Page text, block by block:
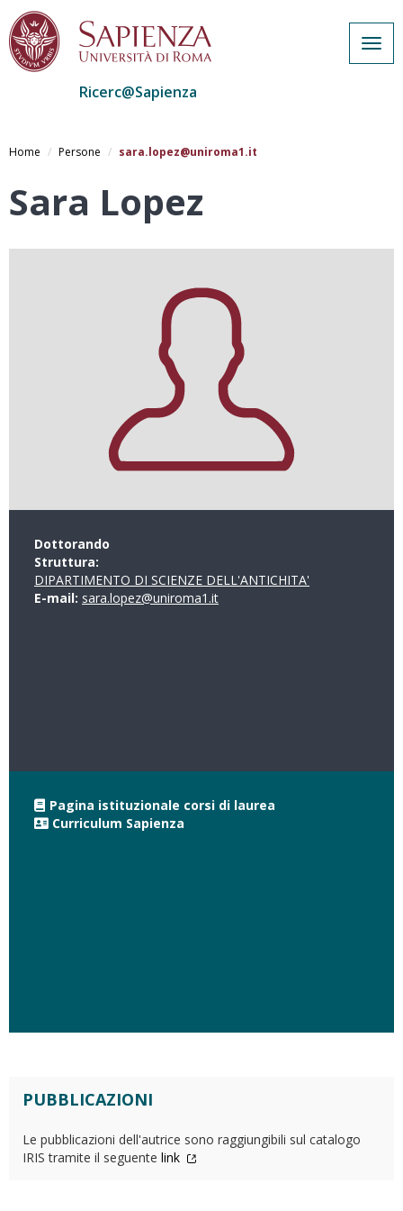
al
Ricerc@Sapienza
Home Persone sara.lopez@uniroma1.it
Sara Lopez
Dottorando
Struttura:
DIPARTIMENTO DI SCIENZE DELL'ANTICHITA'
E-mail: sara.lopez@uniroma1.it
Pagina istituzionale corsi di laurea
Curriculum Sapienza
PUBBLICAZIONI
Le pubblicazioni dell'autrice sono raggiungibili sul catalogo
IRIS tramite il seguente link